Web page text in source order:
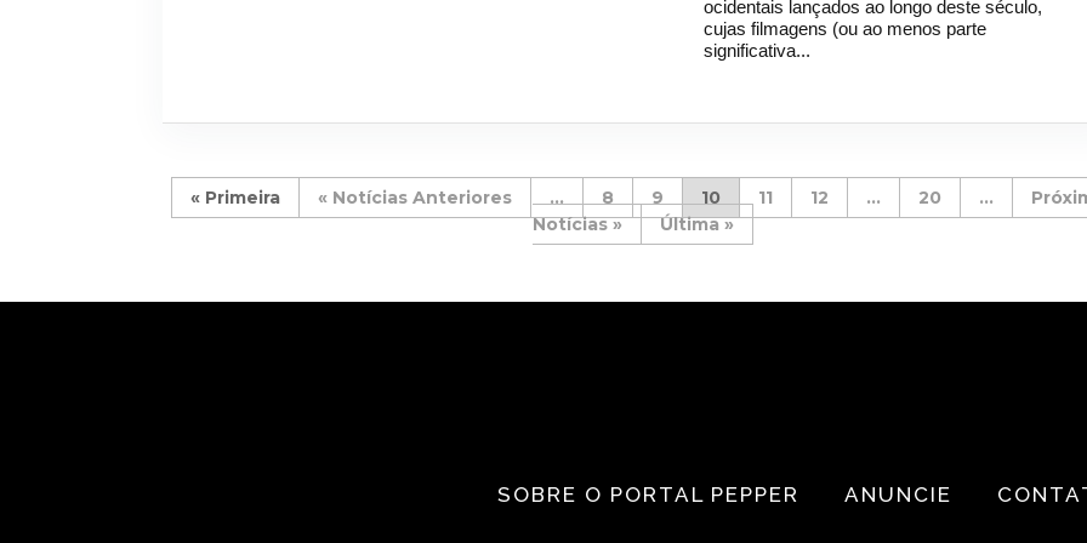
ocidentais lançados ao longo deste século,
cujas filmagens (ou ao menos parte
significativa...
« Primeira « ... 8 9 10 11 12 ... 20
...
»
Última »
SOBRE O PORTAL PEPPER ANUNCIE